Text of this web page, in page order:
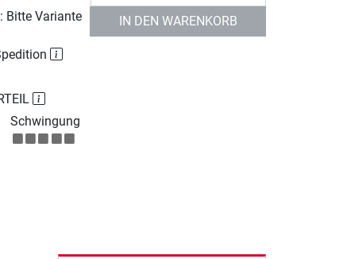
Bitte Variante
IN DEN WARENKORB
Schwingung